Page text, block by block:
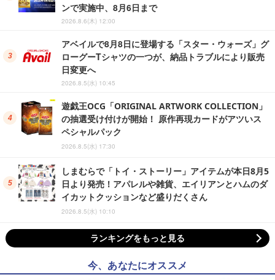
ンで実施中、8月6日まで
2026.8.6(木) 12:00
アベイルで8月8日に登場する「スター・ウォーズ」グ
ローグーTシャツの一つが、納品トラブルにより販売
日変更へ
2026.8.5(水) 10:45
遊戯王OCG「ORIGINAL ARTWORK COLLECTION」
の抽選受け付けが開始！ 原作再現カードがアツいス
ペシャルパック
2026.8.5(水) 17:30
しまむらで「トイ・ストーリー」アイテムが本日8月5
日より発売！アパレルや雑貨、エイリアンとハムのダ
イカットクッションなど盛りだくさん
2026.8.5(水) 10:10
ランキングをもっと見る
今、あなたにオススメ